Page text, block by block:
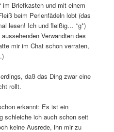
im Briefkasten und mit einem
beim Perlenfädeln lobt (das
lesen! Ich und fleißig… *g*)
Verwandten des
mir im Chat schon verraten,
daß das Ding zwar eine
rollt.
erkannt: Es ist ein
schleiche ich auch schon seit
keine Ausrede, ihn mir zu